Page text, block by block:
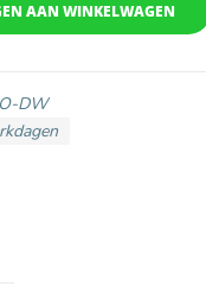
AAN WINKELWAGEN
DW